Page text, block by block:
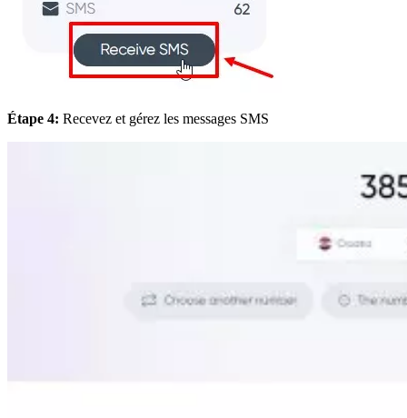
Étape 4: Recevez et gérez les messages SMS